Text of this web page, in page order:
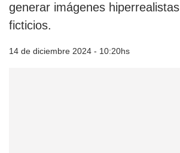
generar imágenes hiperrealistas
ficticios.
14 de diciembre 2024 - 10:20hs